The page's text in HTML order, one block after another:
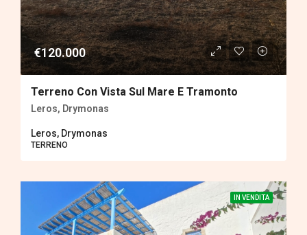
€120.000
Terreno Con Vista Sul Mare E Tramonto
Leros, Drymonas
Leros, Drymonas
TERRENΟ
IN VENDITA